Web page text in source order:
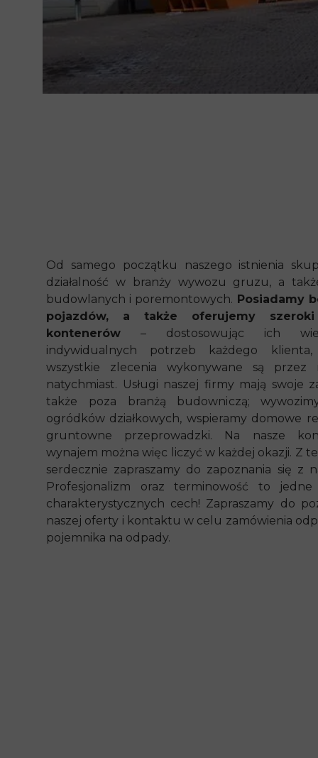
Od samego początku naszego istnienia
działalność w branży wywozu gruzu, a
budowlanych i poremontowych. Posiadamy
pojazdów, a także oferujemy szeroki
kontenerów – dostosowując ich
indywidualnych potrzeb każdego
wszystkie zlecenia wykonywane są przez
natychmiast. Usługi naszej firmy mają swoje
także poza branżą budowniczą;
ogródków działkowych, wspieramy domowe
gruntowne przeprowadzki. Na nasze
wynajem można więc liczyć w każdej okazji. Z
serdecznie zapraszamy do zapoznania się z
Profesjonalizm oraz terminowość to
charakterystycznych cech! Zapraszamy do
naszej oferty i kontaktu w celu zamówienia
pojemnika na odpady.